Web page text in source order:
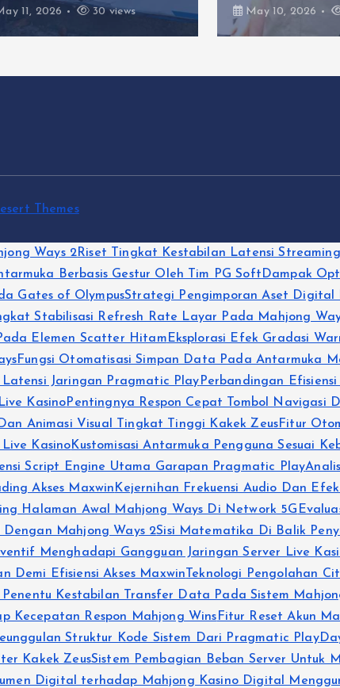
11, 2026
30 views
May 10, 2026
Themes
Ways 2Riset Tingkat Kestabilan Latensi
Berbasis Gestur Oleh Tim PG Soft Dampak
Gates of OlympusStrategi Pengimporan Aset Digital
Stabilisasi Refresh Rate Layar Pada Mahjong
Elemen Scatter Hitam Eksplorasi Efek Gradasi
Fungsi Otomatisasi Simpan Data Pada Antarmuka
Jaringan Pragmatic Play Perbandingan
KasinoPentingnya Respon Cepat Tombol Navigasi
Animasi Visual Tingkat Tinggi Kakek ZeusFitur
KasinoKustomisasi Antarmuka Pengguna Sesuai
Script Engine Utama Garapan Pragmatic Play
Akses Maxwin Kejernihan Frekuensi Audio Dan
Halaman Awal Mahjong Ways Di Network 5G
Mahjong Ways 2Sisi Matematika Di Balik
Menghadapi Gangguan Jaringan Server Live
Demi Efisiensi Akses Maxwin Teknologi Pengolahan
Penentu Kestabilan Transfer Data Pada Sistem
Kecepatan Respon Mahjong Wins Fitur Reset Akun
Struktur Kode Sistem Dari Pragmatic Play
Kakek ZeusSistem Pembagian Beban Server Untuk
Digital terhadap Mahjong Kasino Digital